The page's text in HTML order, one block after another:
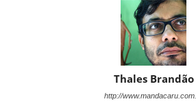
Thales Brandão
http://